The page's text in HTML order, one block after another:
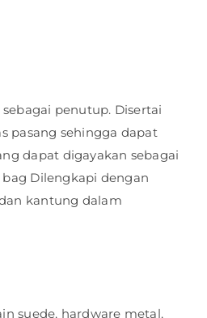
penutup. Disertai
pasang sehingga dapat
dapat digayakan sebagai
bag Dilengkapi dengan
kantung dalam
suede, hardware metal,